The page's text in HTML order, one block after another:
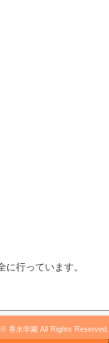
行っています。
香水学園 All Rights Reserved.